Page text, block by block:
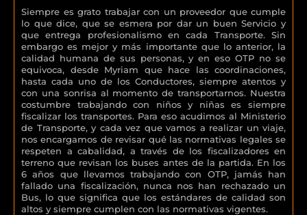
Siempre es grato trabajar con un proveedor que cumple
lo que dice, que se esmera por dar un buen Servicio y
que entrega profesionalismo en cada Transporte. Sin
embargo es mejor y más importante que lo anterior, la
calidad humana de sus personas, y en eso OTP no se
equivoca, desde Myriam que hace las coordinaciones,
hasta cada uno de los Conductores, siempre atentos y
con una sonrisa al momento de transportarnos. Nuestra
costumbre trabajando con niños y niñas es siempre
fiscalizar los transportes. Para eso acudimos al Ministerio
de Transporte, y cada vez que vamos a realizar un viaje,
nos encargamos de revisar qué las normativas legales se
respeten a cabalidad, a través de los fiscalizadores en
terreno que revisan los buses antes de la partida. En los
6 años que llevamos trabajando con OTP, jamás han
fallado una fiscalización, nunca nos han rechazado un
Bus, lo que significa que los estándares de calidad son
altos y siempre cumplen con las normativas vigentes.